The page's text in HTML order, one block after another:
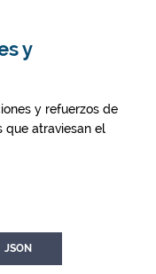
y
y refuerzos de
que atraviesan el
JSON